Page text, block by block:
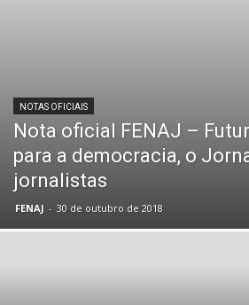
NOTAS OFICIAIS
Nota oficial FENAJ –
para a democracia, o
jornalistas
FENAJ - 30 de outubro de 2018